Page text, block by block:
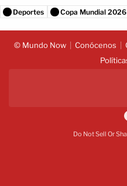
Deportes Copa Mundial 2026
© Mundo Now Conócenos
Do Not Sell Or